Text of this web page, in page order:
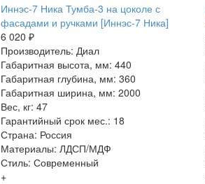
Иннэс-7 Ника Тумба-3 на цоколе с
фасадами и ручками [Иннэс-7 Ника]
6 020 ₽
Производитель: Диал
Габаритная высота, мм: 440
Габаритная глубина, мм: 360
Габаритная ширина, мм: 2000
Вес, кг: 47
Гарантийный срок мес.: 18
Страна: Россия
Материалы: ЛДСП/МДФ
Стиль: Современный
+